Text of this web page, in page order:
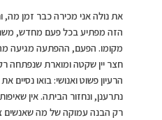
את נולה אני מכירה כבר זמן
הזה מפתיע בכל פעם מחדש,
מקומו. הפעם, ההפתעה מגיעה
חצר יין שקטה ומוארת שנפתחה
הרעיון פשוט ואנושי: בואו נסיים
נתרענן, ונחזור הביתה. אין
רק הבנה עמוקה של מה שאנשים